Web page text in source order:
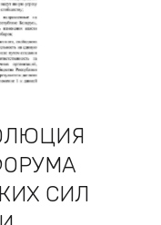
СИЛ